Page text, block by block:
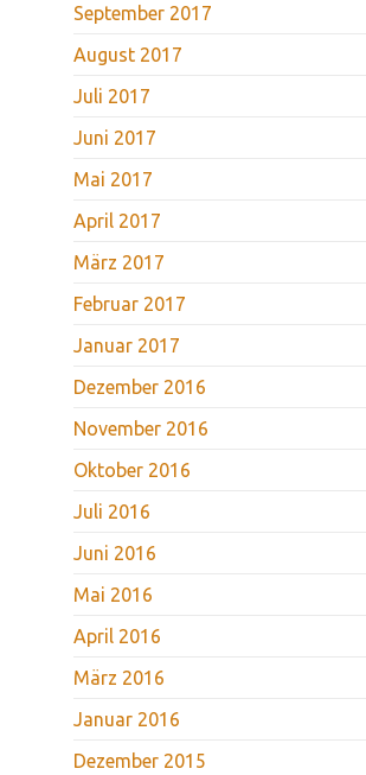
September 2017
August 2017
Juli 2017
Juni 2017
Mai 2017
April 2017
März 2017
Februar 2017
Januar 2017
Dezember 2016
November 2016
Oktober 2016
Juli 2016
Juni 2016
Mai 2016
April 2016
März 2016
Januar 2016
Dezember 2015